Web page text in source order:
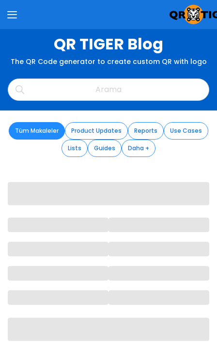
QR TIGER Blog
The QR Code generator to create custom QR with logo
Tüm Makaleler Product Updates Reports Use Cases
Lists Guides Daha +